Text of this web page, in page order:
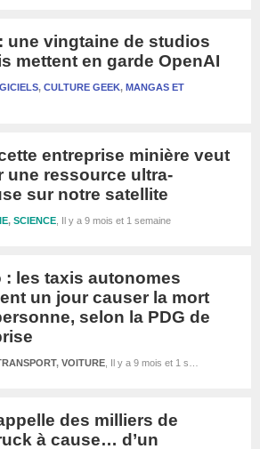
une vingtaine de studios
mettent en garde OpenAI
, CULTURE GEEK, MANGAS ET
entreprise minière veut
une ressource ultra-
sur notre satellite
Il y a 9 mois et 1 semaine
, SCIENCE
: les taxis autonomes
un jour causer la mort
selon la PDG de
Il y a 9 mois et 1 semaine
, VOITURE
des milliers de
à cause… d’un